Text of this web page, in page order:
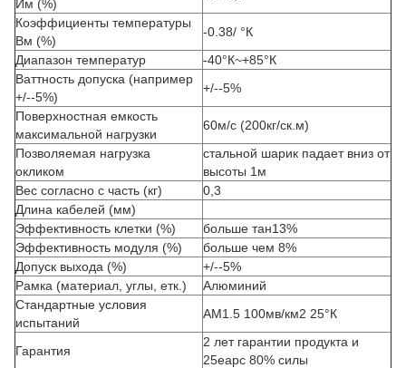
Им (%)
Коэффициенты температуры
Вм (%)
-0.38/ °К
Диапазон температур
-40°К~+85°К
Ваттность допуска (например
+/--5%)
+/--5%
Поверхностная емкость
максимальной нагрузки
60м/с (200кг/ск.м)
Позволяемая нагрузка
окликом
стальной шарик падает вниз от
высоты 1м
Вес согласно с часть (кг)
0,3
Длина кабелей (мм)
Эффективность клетки (%)
больше тан13%
Эффективность модуля (%)
больше чем 8%
Допуск выхода (%)
+/--5%
Рамка (материал, углы, етк.)
Алюминий
Стандартные условия
испытаний
АМ1.5 100мв/км2 25°К
Гарантия
2 лет гарантии продукта и
25еарс 80% силы